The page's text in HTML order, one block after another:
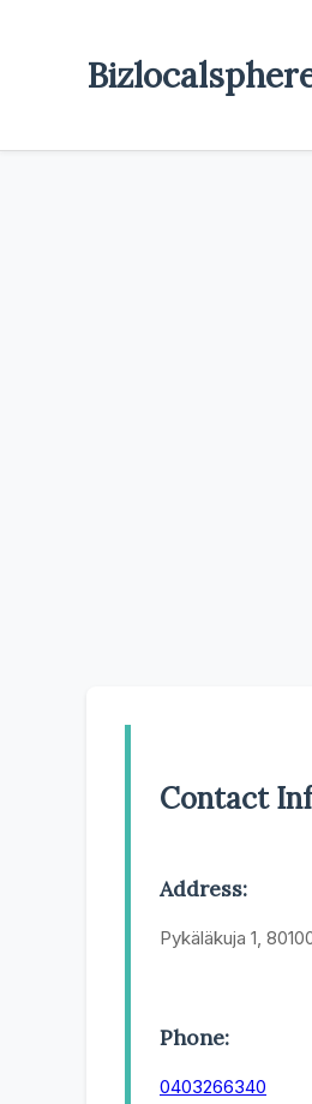
Contact
Address:
Pykäläkuja 1,
Phone:
0403266340